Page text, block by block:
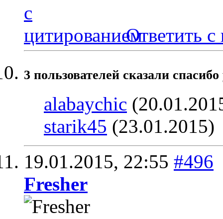
Ответить с
3 пользователей сказали
alabaychic
starik45 (23.01.2015)
19.01.2015, 22:55 #496
Fresher